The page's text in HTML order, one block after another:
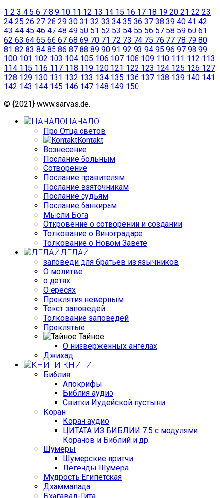
1 2 3 4 5 6 7 8 9 10 11 12 13 14 15 16 17 18 19 20 21 22 23
24 25 26 27 28 29 30 31 32 33 34 35 36 37 38 39 40 41 42
43 44 45 46 47 48 49 50 51 52 53 54 55 56 57 58 59 60 61
62 63 64 65 66 67 68 69 70 71 72 73 74 75 76 77 78 79 80
81 82 83 84 85 86 87 88 89 90 91 92 93 94 95 96 97 98 99
100 101 102 103 104 105 106 107 108 109 110 111 112 113
114 115 116 117 118 119 120 121 122 123 124 125 126 127
128 129 130 131 132 133 134 135 136 137 138 139 140 141
142 143 144 145 146 147 148 149 150
© {2021} www.sarvas.de.
НАЧАЛО
Про Отца светов
Kontakt
Вознесение
Послание больным
Сотворение
Послание правителям
Послание взяточникам
Послание судьям
Послание банкирам
Мысли Бога
Откровение о сотворении и создании
Толкование о Виноградаре
Толкование о Новом Завете
ДЕЛАЙ
заповеди для братьев из язычников
О молитве
о детях
О ересях
Проклятия неверным
Текст заповедей
Толкование заповедей
Проклятые
Тайное
О низверженных ангелах
Джихад
КНИГИ
Библия
Апокрифы
Библия аудио
Свитки Иудейской пустыни
Коран
Коран аудио
ЦИТАТА ИЗ БИБЛИИ 7.5 с модулями
Коранов и Библий и др.
Шумеры
Шумерские притчи
Легенды Шумера
Мудрость Египетская
Дхаммапада
Бхагавад-Гита